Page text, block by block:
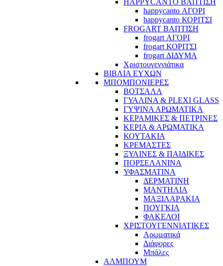
happycanto ΑΓΟΡΙ
happycanto ΚΟΡΙΤΣΙ
FROGART ΒΑΠΤΙΣΗ
frogart ΑΓΟΡΙ
frogart ΚΟΡΙΤΣΙ
frogart ΔΙΔΥΜΑ
Χριστουγεννιάτικα
ΒΙΒΛΙΑ ΕΥΧΩΝ
ΜΠΟΜΠΟΝΙΕΡΕΣ
ΒΟΤΣΑΛΑ
ΓΥΑΛΙΝΑ & PLEXI GLASS
ΓΥΨΙΝΑ ΑΡΩΜΑΤΙΚΑ
ΚΕΡΑΜΙΚΕΣ & ΠΕΤΡΙΝΕΣ
ΚΕΡΙΑ & ΑΡΩΜΑΤΙΚΑ
ΚΟΥΤΑΚΙΑ
ΚΡΕΜΑΣΤΕΣ
ΞΥΛΙΝΕΣ & ΠΑΙΔΙΚΕΣ
ΠΟΡΣΕΛΑΝΙΝΑ
ΥΦΑΣΜΑΤΙΝA
ΔΕΡΜΑΤΙΝΗ
ΜΑΝΤΗΛΙΑ
ΜΑΞΙΛΑΡΑΚΙΑ
ΠΟΥΓΚΙΑ
ΦΑΚΕΛΟΙ
ΧΡΙΣΤΟΥΓΕΝΝΙΑΤΙΚΕΣ
Αρωματικά
Διάφορες
Μπάλες
ΑΛΜΠΟΥΜ